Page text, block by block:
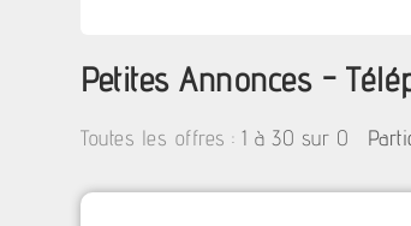
Petites Annonces -
Toutes les offres :1 à 30 sur 0